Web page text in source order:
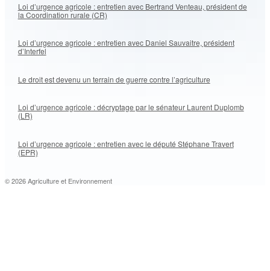
Loi d’urgence agricole : entretien avec Bertrand Venteau, président de
la Coordination rurale (CR)
Loi d’urgence agricole : entretien avec Daniel Sauvaitre, président
d’Interfel
Le droit est devenu un terrain de guerre contre l’agriculture
Loi d’urgence agricole : décryptage par le sénateur Laurent Duplomb
(LR)
Loi d’urgence agricole : entretien avec le député Stéphane Travert
(EPR)
© 2026 Agriculture et Environnement